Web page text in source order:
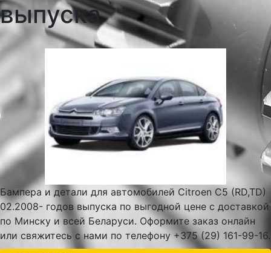
выпуска
Бампера и детали для автомобилей Citroen C5 (RD,TD)
02.2008- годов выпуска по выгодной цене с доставкой
по Минску и всей Беларуси. Оформите заказ онлайн
или свяжитесь с нами по телефону +375 (29) 161-99-16.